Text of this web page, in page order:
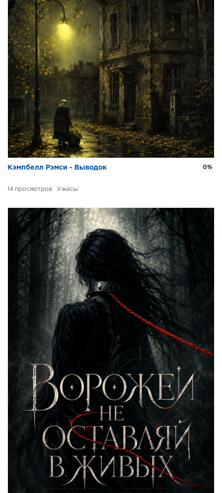
Кэмпбелл Рэмси - Выводок
14 Ужасы
0%